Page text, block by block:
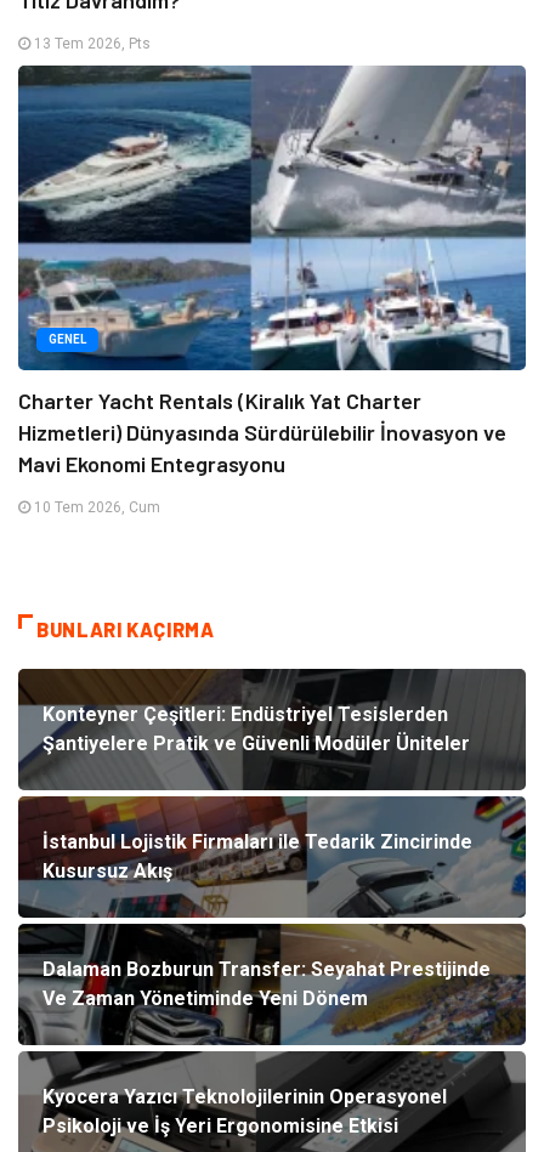
13 Tem 2026, Pts
GENEL
Charter Yacht Rentals (Kiralık Yat Charter
Hizmetleri) Dünyasında Sürdürülebilir İnovasyon ve
Mavi Ekonomi Entegrasyonu
10 Tem 2026, Cum
BUNLARI KAÇIRMA
Konteyner Çeşitleri: Endüstriyel Tesislerden
Şantiyelere Pratik ve Güvenli Modüler Üniteler
İstanbul Lojistik Firmaları ile Tedarik Zincirinde
Kusursuz Akış
Dalaman Bozburun Transfer: Seyahat Prestijinde
Ve Zaman Yönetiminde Yeni Dönem
Kyocera Yazıcı Teknolojilerinin Operasyonel
Psikoloji ve İş Yeri Ergonomisine Etkisi